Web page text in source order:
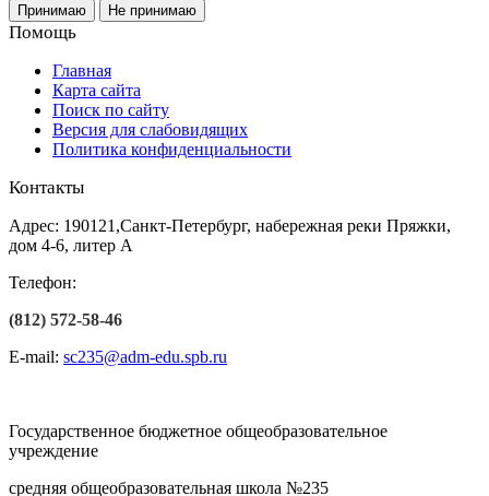
Принимаю Не принимаю
Помощь
Главная
Карта сайта
Поиск по сайту
Версия для слабовидящих
Политика конфиденциальности
Контакты
Адрес: 190121,Санкт-Петербург, набережная реки Пряжки,
дом 4-6, литер А
Телефон:
(812) 572-58-46
E-mail: sc235@adm-edu.spb.ru
Государственное бюджетное общеобразовательное
учреждение
средняя общеобразовательная школа №235